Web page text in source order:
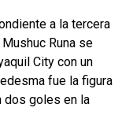
a la tercera
Runa se
City con un
fue la figura
dos goles en la